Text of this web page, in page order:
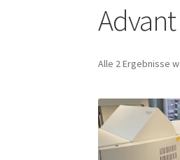
Advant
Alle 2 Ergebnisse